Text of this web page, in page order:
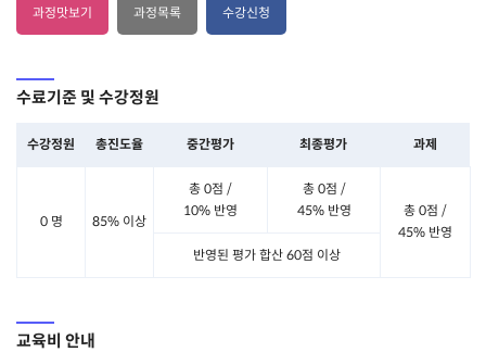
과정맛보기 과정목록 수강신청
수료기준 및 수강정원
수강정원 총진도율 중간평가 최종평가 과제
0 명 85% 이상
총 0점 /
10% 반영
총 0점 /
45% 반영
총 0점 /
45% 반영
반영된 평가 합산 60점 이상
교육비 안내